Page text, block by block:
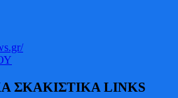
ΣΚΑΚΙΣΤΙΚΑ LINKS